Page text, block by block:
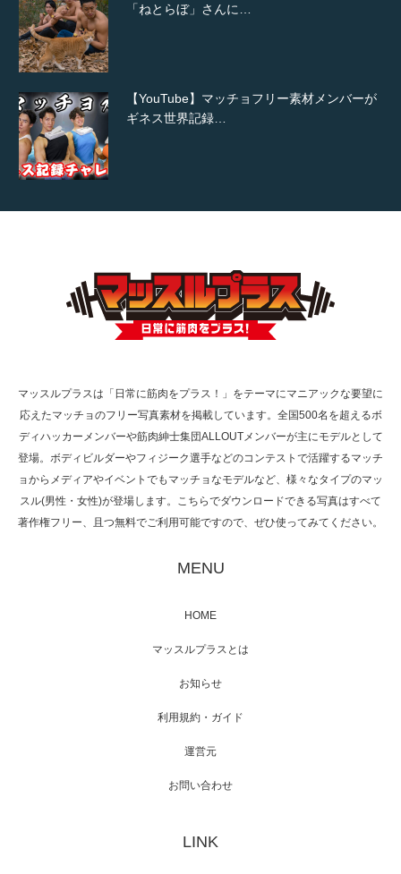
「ねとらぼ」さんに…
【YouTube】マッチョフリー素材メンバーが
ギネス世界記録…
TOKYO FMラジオ番組「ONE MORNING」
で紹介さ…
た（6/8放送）
映画「メカバース」舞台挨拶へマッスルプラ
【TV】NHK BS「COOL JAPAN 」にてマッス
マッスルプラスは「日常に筋肉をプラス！」をテーマにマニアックな要望に
応えたマッチョのフリー写真素材を掲載しています。全国500名を超えるボ
ディハッカーメンバーや筋肉紳士集団ALLOUTメンバーが主にモデルとして
登場。ボディビルダーやフィジーク選手などのコンテストで活躍するマッチ
ョからメディアやイベントでもマッチョなモデルなど、様々なタイプのマッ
スル(男性・女性)が登場します。こちらでダウンロードできる写真はすべて
著作権フリー、且つ無料でご利用可能ですので、ぜひ使ってみてください。
MENU
HOME
マッスルプラスとは
お知らせ
利用規約・ガイド
運営元
お問い合わせ
LINK